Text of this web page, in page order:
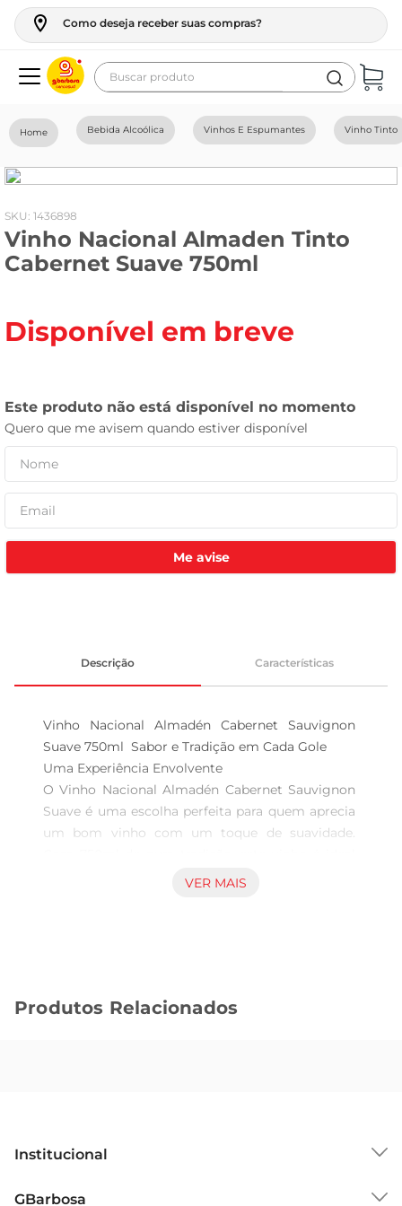
Como deseja receber suas compras?
Buscar produto
Bebida Alcoólica Vinhos E Espumantes Vinho Tinto
: 1436898
Vinho Nacional Almaden Tinto
Cabernet Suave 750ml
Disponível em breve
Me avise
Descrição Características
Vinho Nacional Almadén Cabernet Sauvignon
Suave 750ml  Sabor e Tradição em Cada Gole
Uma Experiência Envolvente
O Vinho Nacional Almadén Cabernet Sauvignon
Suave é uma escolha perfeita para quem aprecia
um bom vinho com um toque de suavidade.
para acompanhar momentos especiais, seja em
Produzido a partir da uva Cabernet Sauvignon,
mais.
O Vinho Almadén Cabernet Sauvignon Suave é
VER MAIS
Produtos Relacionados
Institucional
GBarbosa
geladeira
fogao
café
cerveja
leite
celular